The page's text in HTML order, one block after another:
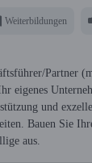
Weiterbildungen
Partner
eigenes
und
Bauen Sie
aus.